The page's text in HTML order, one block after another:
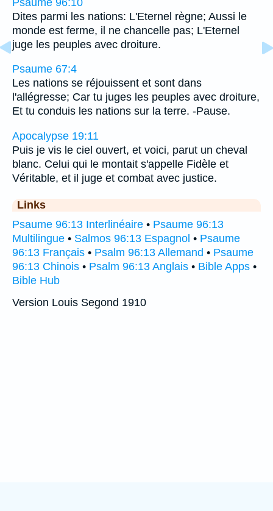
Dites parmi les nations: L'Eternel règne; Aussi le
monde est ferme, il ne chancelle pas; L'Eternel
juge les peuples avec droiture.
Psaume 67:4
Les nations se réjouissent et sont dans
l'allégresse; Car tu juges les peuples avec droiture,
Et tu conduis les nations sur la terre. -Pause.
Apocalypse 19:11
Puis je vis le ciel ouvert, et voici, parut un cheval
blanc. Celui qui le montait s'appelle Fidèle et
Véritable, et il juge et combat avec justice.
Links
Psaume 96:13 Interlinéaire • Psaume 96:13
Multilingue • Salmos 96:13 Espagnol • Psaume
96:13 Français • Psalm 96:13 Allemand • Psaume
96:13 Chinois • Psalm 96:13 Anglais • Bible Apps •
Bible Hub
Version Louis Segond 1910